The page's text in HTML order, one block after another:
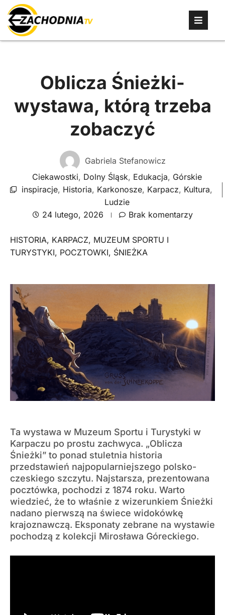
Oblicza Śnieżki-
wystawa, którą trzeba
zobaczyć
Gabriela Stefanowicz
Ciekawostki, Dolny Śląsk, Edukacja, Górskie
inspiracje, Historia, Karkonosze, Karpacz, Kultura,
Ludzie
24 lutego, 2026
Brak komentarzy
HISTORIA, KARPACZ, MUZEUM SPORTU I
TURYSTYKI, POCZTOWKI, ŚNIEŻKA
Ta wystawa w Muzeum Sportu i Turystyki w
Karpaczu po prostu zachwyca. „Oblicza
Śnieżki” to ponad stuletnia historia
przedstawień najpopularniejszego polsko-
czeskiego szczytu. Najstarsza, prezentowana
pocztówka, pochodzi z 1874 roku. Warto
wiedzieć, że to właśnie z wizerunkiem Śnieżki
nadano pierwszą na świece widokówkę
krajoznawczą. Eksponaty zebrane na wystawie
pochodzą z kolekcji Mirosława Góreckiego.